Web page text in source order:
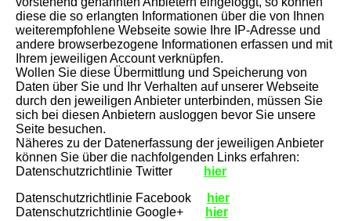
diese die so erlangten Informationen über die von Ihnen
weiterempfohlene Webseite sowie Ihre IP-Adresse und
andere browserbezogene Informationen erfassen und mit
Ihrem jeweiligen Account verknüpfen.
Wollen Sie diese Übermittlung und Speicherung von
Daten über Sie und Ihr Verhalten auf unserer Webseite
durch den jeweiligen Anbieter unterbinden, müssen Sie
sich bei diesen Anbietern ausloggen bevor Sie unsere
Seite besuchen.
Näheres zu der Datenerfassung der jeweiligen Anbieter
können Sie über die nachfolgenden Links erfahren:
Datenschutzrichtlinie Twitter
hier
Datenschutzrichtlinie Facebook
hier
Datenschutzrichtlinie Google+
hier